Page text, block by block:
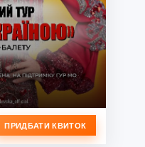
ПРИДБАТИ КВИТОК